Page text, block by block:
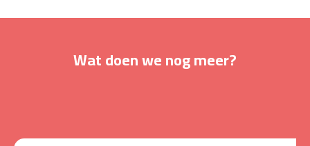
Wat doen we nog meer?